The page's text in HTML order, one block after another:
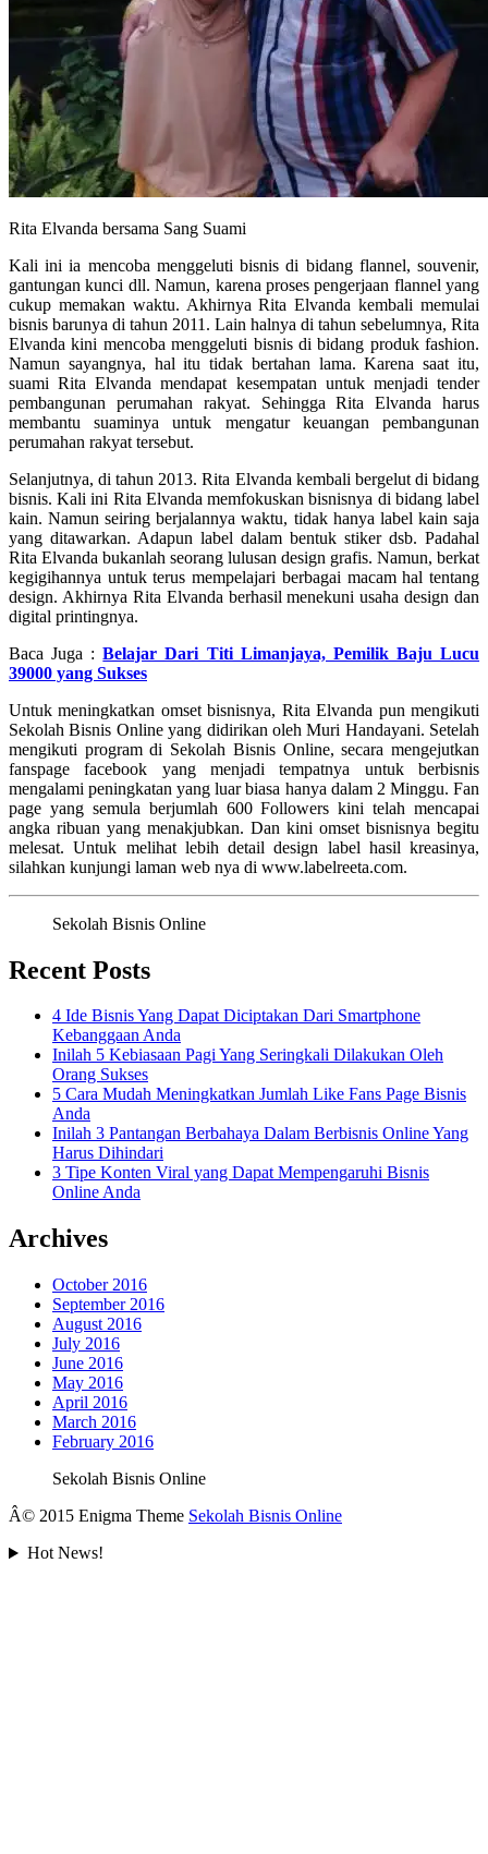
Rita Elvanda bersama Sang Suami
Kali ini ia mencoba menggeluti bisnis di bidang flannel, souvenir,
gantungan kunci dll. Namun, karena proses pengerjaan flannel yang
cukup memakan waktu. Akhirnya Rita Elvanda kembali memulai
bisnis barunya di tahun 2011. Lain halnya di tahun sebelumnya, Rita
Elvanda kini mencoba menggeluti bisnis di bidang produk fashion.
Namun sayangnya, hal itu tidak bertahan lama. Karena saat itu,
suami Rita Elvanda mendapat kesempatan untuk menjadi tender
pembangunan perumahan rakyat. Sehingga Rita Elvanda harus
membantu suaminya untuk mengatur keuangan pembangunan
perumahan rakyat tersebut.
Selanjutnya, di tahun 2013. Rita Elvanda kembali bergelut di bidang
bisnis. Kali ini Rita Elvanda memfokuskan bisnisnya di bidang label
kain. Namun seiring berjalannya waktu, tidak hanya label kain saja
yang ditawarkan. Adapun label dalam bentuk stiker dsb. Padahal
Rita Elvanda bukanlah seorang lulusan design grafis. Namun, berkat
kegigihannya untuk terus mempelajari berbagai macam hal tentang
design. Akhirnya Rita Elvanda berhasil menekuni usaha design dan
digital printingnya.
Baca Juga :Belajar Dari Titi Limanjaya, Pemilik Baju Lucu
39000 yang Sukses
Untuk meningkatkan omset bisnisnya, Rita Elvanda pun mengikuti
Sekolah Bisnis Online yang didirikan oleh Muri Handayani. Setelah
mengikuti program di Sekolah Bisnis Online, secara mengejutkan
fanspage facebook yang menjadi tempatnya untuk berbisnis
mengalami peningkatan yang luar biasa hanya dalam 2 Minggu. Fan
page yang semula berjumlah 600 Followers kini telah mencapai
angka ribuan yang menakjubkan. Dan kini omset bisnisnya begitu
melesat. Untuk melihat lebih detail design label hasil kreasinya,
silahkan kunjungi laman web nya di www.labelreeta.com.
Sekolah Bisnis Online
Recent Posts
4 Ide Bisnis Yang Dapat Diciptakan Dari Smartphone
Kebanggaan Anda
Inilah 5 Kebiasaan Pagi Yang Seringkali Dilakukan Oleh
Orang Sukses
5 Cara Mudah Meningkatkan Jumlah Like Fans Page Bisnis
Anda
Inilah 3 Pantangan Berbahaya Dalam Berbisnis Online Yang
Harus Dihindari
3 Tipe Konten Viral yang Dapat Mempengaruhi Bisnis
Online Anda
Archives
October 2016
September 2016
August 2016
July 2016
June 2016
May 2016
April 2016
March 2016
February 2016
Sekolah Bisnis Online
Â© 2015 Enigma Theme Sekolah Bisnis Online
Hot News!